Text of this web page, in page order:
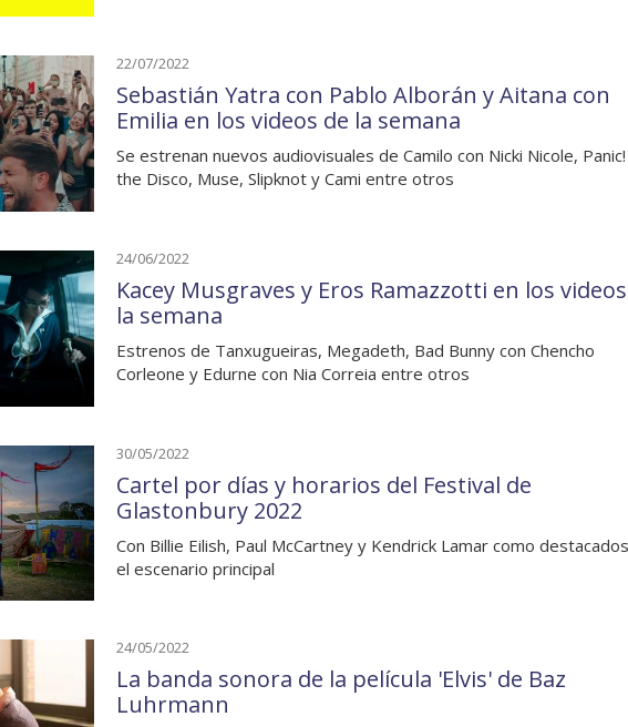
22/07/2022
Sebastián Yatra con Pablo Alborán y Aitana con
Emilia en los videos de la semana
Se estrenan nuevos audiovisuales de Camilo con Nicki Nicole,
the Disco, Muse, Slipknot y Cami entre otros
24/06/2022
Kacey Musgraves y Eros Ramazzotti en los
la semana
Estrenos de Tanxugueiras, Megadeth, Bad Bunny con Chencho
Corleone y Edurne con Nia Correia entre otros
30/05/2022
Cartel por días y horarios del Festival de
Glastonbury 2022
Con Billie Eilish, Paul McCartney y Kendrick Lamar como
el escenario principal
24/05/2022
La banda sonora de la película 'Elvis' de Baz
Luhrmann